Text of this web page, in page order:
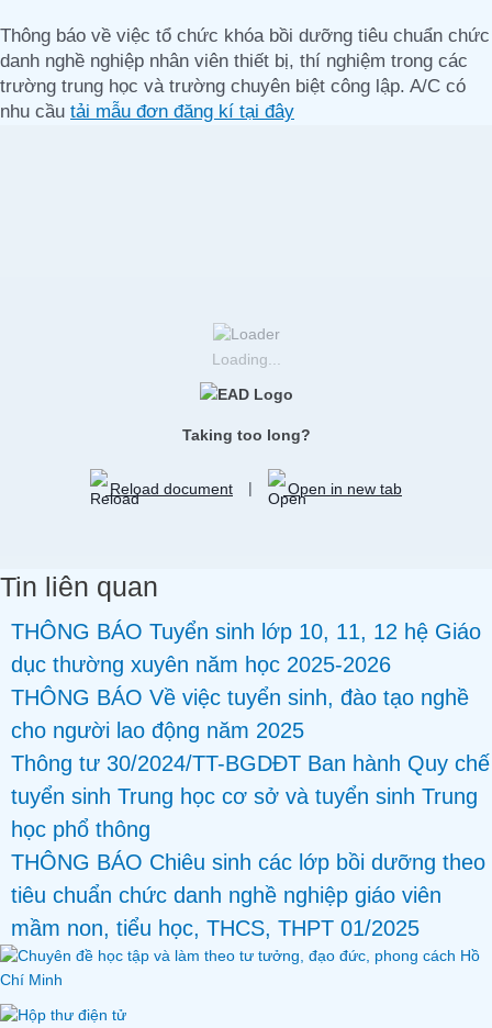
Thông báo về việc tổ chức khóa bồi dưỡng tiêu chuẩn chức
danh nghề nghiệp nhân viên thiết bị, thí nghiệm trong các
trường trung học và trường chuyên biệt công lập. A/C có
nhu cầu tải mẫu đơn đăng kí tại đây
Loading...
Taking too long?
Reload document | Open in new tab
Tin liên quan
THÔNG BÁO Tuyển sinh lớp 10, 11, 12 hệ Giáo
dục thường xuyên năm học 2025-2026
THÔNG BÁO Về việc tuyển sinh, đào tạo nghề
cho người lao động năm 2025
Thông tư 30/2024/TT-BGDĐT Ban hành Quy chế
tuyển sinh Trung học cơ sở và tuyển sinh Trung
học phổ thông
THÔNG BÁO Chiêu sinh các lớp bồi dưỡng theo
tiêu chuẩn chức danh nghề nghiệp giáo viên
mầm non, tiểu học, THCS, THPT 01/2025